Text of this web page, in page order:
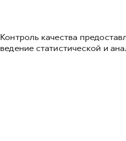
Контроль качества
ведение статистической и